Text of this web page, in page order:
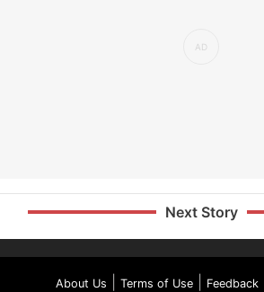
Next Story
About Us Terms of Use| Feedback|